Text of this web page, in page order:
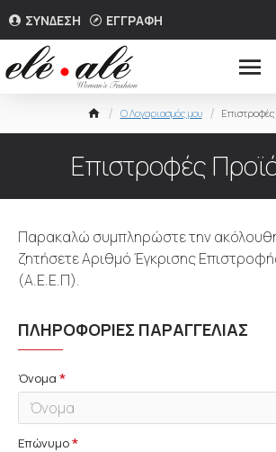
ΣΥΝΔΕΣΗ ΕΓΓΡΑΦΗ
O Λογαριασμός μου
Επιστροφές
Παρακαλώ συμπληρώστε την
ζητήσετε Αριθμό Έγκρισης
(Α.Ε.Ε.Π).
ΠΛΗΡΟΦΟΡΊΕΣ ΠΑΡΑΓΓΕΛΊΑΣ
Όνομα
Επώνυμο